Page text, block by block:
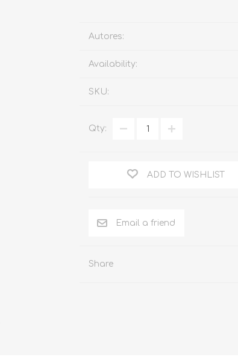
Autores:
Availability:
SKU:
Qty:
ADD TO WISHLIST
Share